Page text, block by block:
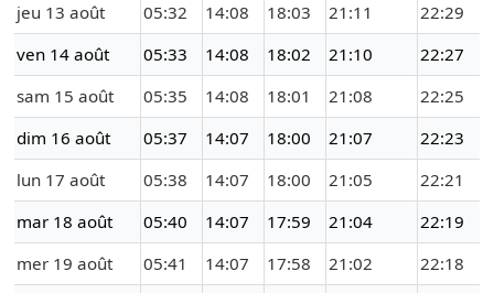
jeu 13 août
05:32 14:08 18:03 21:11
22:29
ven 14 août
05:33 14:08 18:02 21:10
22:27
sam 15 août
05:35 14:08 18:01 21:08
22:25
dim 16 août
05:37 14:07 18:00 21:07
22:23
lun 17 août
05:38 14:07 18:00 21:05
22:21
mar 18 août
05:40 14:07 17:59 21:04
22:19
mer 19 août
05:41 14:07 17:58 21:02
22:18